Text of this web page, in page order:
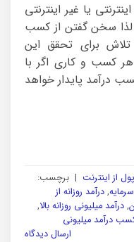
یا غیر اینترنتی
لذا سخن گفتن از کسب
تلاش برای تحقق این
کسب و کاری اگر با
درآمد پایدار خواهد
از اینترنت | برچسب:
, درآمد روزانه از
, درآمد میلیونی روزانه بالا,
درآمد میلیونی
ارسال دیدگاه